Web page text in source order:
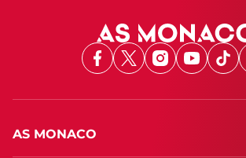
Facebook
X Instagram
Youtube
AS MONACO